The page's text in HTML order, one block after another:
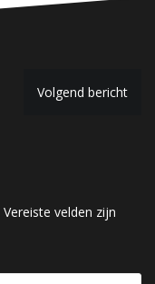
Volgend bericht
Vereiste velden zijn